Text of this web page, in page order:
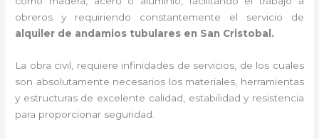
obreros y requiriendo constantemente el servicio de
alquiler de andamios tubulares en San Cristobal.
La obra civil, requiere infinidades de servicios, de los cuales
son absolutamente necesarios los materiales, herramientas
y estructuras de excelente calidad, estabilidad y resistencia
para proporcionar seguridad.